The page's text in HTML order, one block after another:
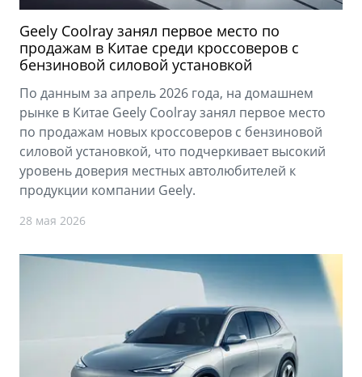
Geely Coolray занял первое место по
продажам в Китае среди кроссоверов с
бензиновой силовой установкой
По данным за апрель 2026 года, на домашнем
рынке в Китае Geely Coolray занял первое место
по продажам новых кроссоверов с бензиновой
силовой установкой, что подчеркивает высокий
уровень доверия местных автолюбителей к
продукции компании Geely.
28 мая 2026